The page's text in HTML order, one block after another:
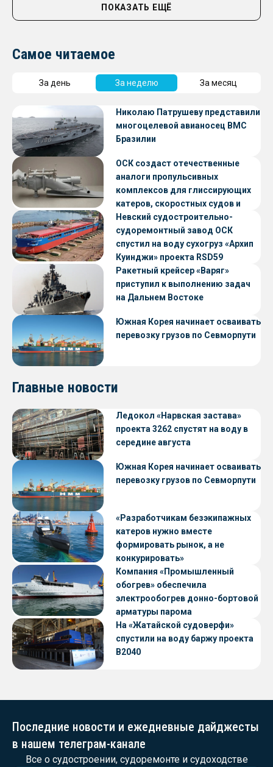
ПОКАЗАТЬ ЕЩЁ
Самое читаемое
За день За неделю За месяц
Николаю Патрушеву представили
многоцелевой авианосец ВМС
Бразилии
ОСК создаст отечественные
аналоги пропульсивных
комплексов для глиссирующих
катеров, скоростных судов и
судов с малой осадкой
Невский судостроительно-
судоремонтный завод ОСК
спустил на воду сухогруз «Архип
Куинджи» проекта RSD59
Ракетный крейсер «Варяг»
приступил к выполнению задач
на Дальнем Востоке
Южная Корея начинает осваивать
перевозку грузов по Севморпути
Главные новости
Ледокол «Нарвская застава»
проекта 3262 спустят на воду в
середине августа
Южная Корея начинает осваивать
перевозку грузов по Севморпути
«Разработчикам безэкипажных
катеров нужно вместе
формировать рынок, а не
конкурировать»
Компания «Промышленный
обогрев» обеспечила
электрообогрев донно-бортовой
арматуры парома
«Петропавловск» проекта CNF22
На «Жатайской судоверфи»
спустили на воду баржу проекта
В2040
Последние новости и ежедневные дайджесты
в нашем телеграм-канале
Все о судостроении, судоремонте и судоходстве